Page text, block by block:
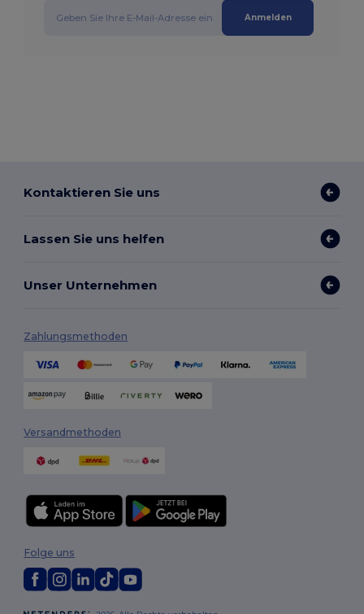
Anmelden
Kontaktieren Sie uns
Lassen Sie uns helfen
Unser Unternehmen
Zahlungsmethoden
Versandmethoden
Folge uns